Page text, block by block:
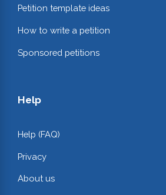
Petition template ideas
How to write a petition
Sponsored petitions
Help
Help (FAQ)
Privacy
About us